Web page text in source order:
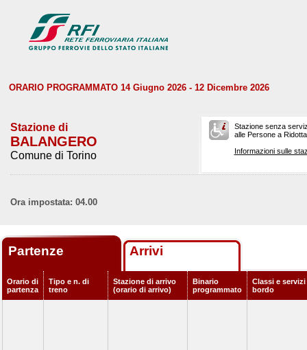
ORARIO PROGRAMMATO 14 Giugno 2026 - 12 Dicembre 2026
Stazione di
BALANGERO
Comune di Torino
Stazione senza
alle Persone a
Informazioni sulle
Ora impostata: 04.00
Partenze Arrivi
Orario di
partenza
Tipo e n. di
treno
Stazione di arrivo
(orario di arrivo)
Binario
programmato
Classi e servizi
bordo